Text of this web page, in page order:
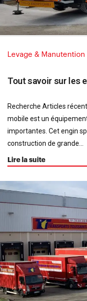
Levage & Manutention
Tout savoir sur les
Recherche Articles
mobile est un
importantes. Cet engin
construction de grande...
Lire la suite